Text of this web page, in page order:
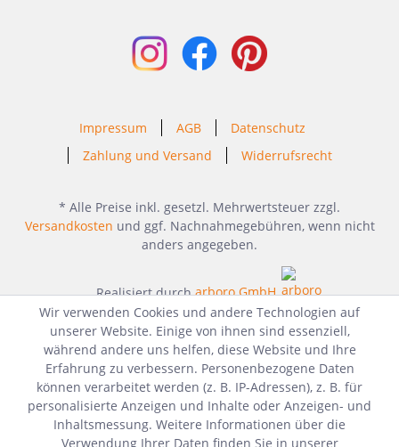
Impressum AGB
Datenschutz
Zahlung und Versand
Widerrufsrecht
* Alle Preise inkl. gesetzl. Mehrwertsteuer zzgl.
Versandkosten und ggf. Nachnahmegebühren, wenn nicht
anders angegeben.
Realisiert durcharboro GmbH
Wir verwenden Cookies und andere Technologien auf
unserer Website. Einige von ihnen sind essenziell,
während andere uns helfen, diese Website und Ihre
Erfahrung zu verbessern. Personenbezogene Daten
können verarbeitet werden (z. B. IP-Adressen), z. B. für
personalisierte Anzeigen und Inhalte oder Anzeigen- und
Inhaltsmessung. Weitere Informationen über die
Verwendung Ihrer Daten finden Sie in unserer